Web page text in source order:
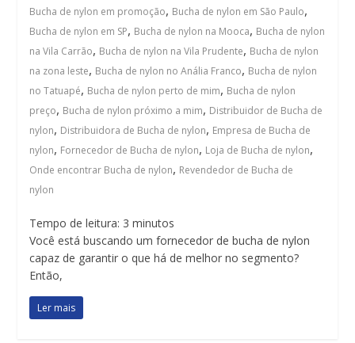
Bucha de nylon em promoção, Bucha de nylon em São Paulo,
Bucha de nylon em SP, Bucha de nylon na Mooca, Bucha de nylon
na Vila Carrão, Bucha de nylon na Vila Prudente, Bucha de nylon
na zona leste, Bucha de nylon no Anália Franco, Bucha de nylon
no Tatuapé, Bucha de nylon perto de mim, Bucha de nylon
preço, Bucha de nylon próximo a mim, Distribuidor de Bucha de
nylon, Distribuidora de Bucha de nylon, Empresa de Bucha de
nylon, Fornecedor de Bucha de nylon, Loja de Bucha de nylon,
Onde encontrar Bucha de nylon, Revendedor de Bucha de
nylon
Tempo de leitura: 3 minutos
Você está buscando um fornecedor de bucha de nylon
capaz de garantir o que há de melhor no segmento?
Então,
Ler mais